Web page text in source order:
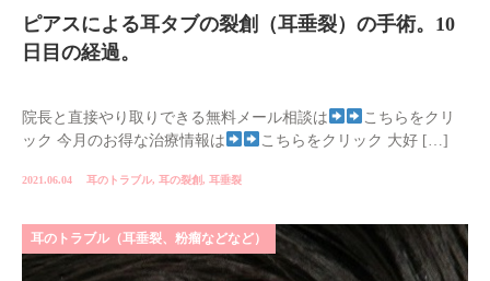
ピアスによる耳タブの裂創（耳垂裂）の手術。10
日目の経過。
院長と直接やり取りできる無料メール相談は
こちらをクリ
ック 今月のお得な治療情報は
こちらをクリック 大好 […]
2021.06.04 耳のトラブル, 耳の裂創, 耳垂裂
耳のトラブル（耳垂裂、粉瘤などなど）